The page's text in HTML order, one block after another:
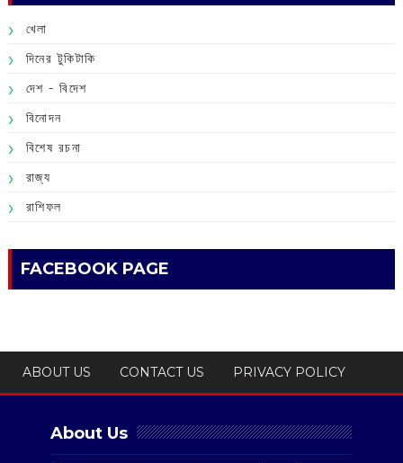
খেলা
দিনের টুকিটাকি
দেশ - বিদেশ
বিনোদন
বিশেষ রচনা
রাজ্য
রাশিফল
FACEBOOK PAGE
ABOUT US CONTACT US PRIVACY POLICY
About Us